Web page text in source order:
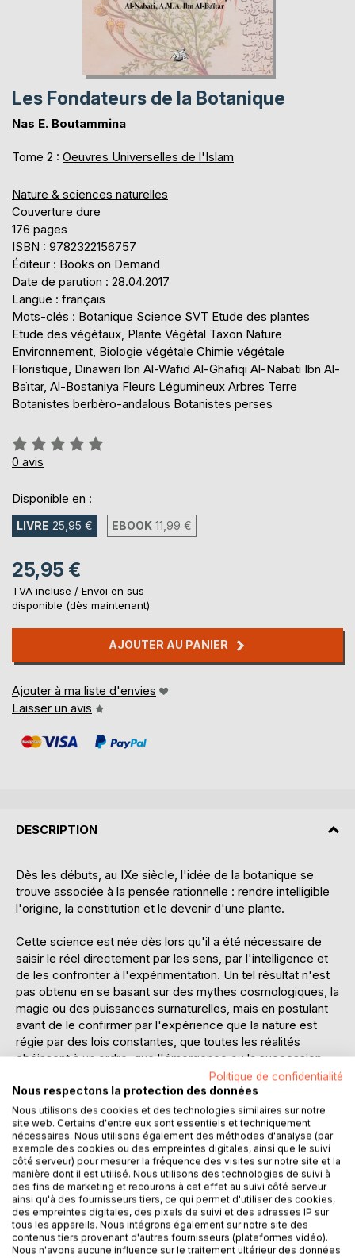
Les Fondateurs de la Botanique
Nas E. Boutammina
Tome 2 : Oeuvres Universelles de l'Islam
Nature & sciences naturelles
Couverture dure
176 pages
ISBN : 9782322156757
Éditeur : Books on Demand
Date de parution : 28.04.2017
Langue : français
Mots-clés : Botanique Science SVT Etude des plantes
Etude des végétaux, Plante Végétal Taxon Nature
Environnement, Biologie végétale Chimie végétale
Floristique, Dinawari Ibn Al-Wafid Al-Ghafiqi Al-Nabati Ibn Al-
Baïtar, Al-Bostaniya Fleurs Légumineux Arbres Terre
Botanistes berbèro-andalous Botanistes perses
Évaluation:
0%
0 avis
Disponible en :
LIVRE 25,95 € EBOOK 11,99 €
25,95 €
TVA incluse / Envoi en sus
disponible (dès maintenant)
AJOUTER AU PANIER
Ajouter à ma liste d'envies
Laisser un avis
DESCRIPTION
Dès les débuts, au IXe siècle, l'idée de la botanique se
trouve associée à la pensée rationnelle : rendre intelligible
l'origine, la constitution et le devenir d'une plante.
Cette science est née dès lors qu'il a été nécessaire de
saisir le réel directement par les sens, par l'intelligence et
de les confronter à l'expérimentation. Un tel résultat n'est
pas obtenu en se basant sur des mythes cosmologiques, la
magie ou des puissances surnaturelles, mais en postulant
avant de le confirmer par l'expérience que la nature est
régie par des lois constantes, que toutes les réalités
obéissent à un ordre, que l'émergence ou la succession
des phénomènes n'est aucunement due à l'action du
hasard ou de processus d'une quelconque évolution.
La botanique sous-entend, d'une part, une notion
biologique, à savoir l'étude de l'ensemble de végétaux
identifiés en familles, genres et espèces vivants sur un
espace géographiquement délimité ; ces espèces vivent
en harmonie (symbiose ou mutualisme) ou s'isolent pour
constituer des types de végétation tellement variés.
L'avènement des monographies botaniques traitant de
Politique de confidentialité
Nous respectons la protection des données
Nous utilisons des cookies et des technologies similaires sur notre
site web. Certains d'entre eux sont essentiels et techniquement
nécessaires. Nous utilisons également des méthodes d'analyse (par
exemple des cookies ou des empreintes digitales, ainsi que le suivi
côté serveur) pour mesurer la fréquence des visites sur notre site et la
manière dont il est utilisé. Nous utilisons des technologies de suivi à
des fins de marketing et recourons à cet effet au suivi côté serveur
ainsi qu'à des fournisseurs tiers, ce qui permet d'utiliser des cookies,
des empreintes digitales, des pixels de suivi et des adresses IP sur
tous les appareils. Nous intégrons également sur notre site des
contenus tiers provenant d'autres fournisseurs (plateformes vidéo).
Nous n'avons aucune influence sur le traitement ultérieur des données